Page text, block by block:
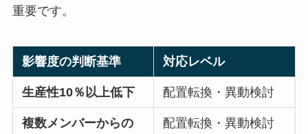
重要です。
影響度の判断基準 対応レベル
生産性10％以上低下 配置転換・異動検討
複数メンバーからの
配置転換・異動検討